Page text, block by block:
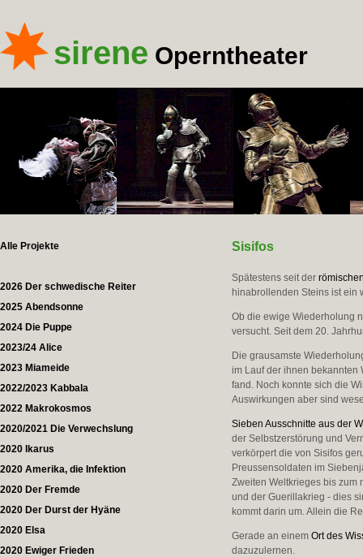
sirene Operntheater
Alle Projekte
2026 Der schwedische Reiter
2025 Abendsonne
2024 Die Puppe
2023/24 Alice
2023 Miameide
2022/2023 Kabbala
2022 Makrokosmos
2020/2021 Die Verwechslung
2020 Ikarus
2020 Amerika, die Infektion
2020 Der Fremde
2020 Der Durst der Hyäne
2020 Elsa
2020 Ewiger Frieden
Sisifos
Spätestens seit der
hinabrollenden Steins ist
Ob die ewige Wiederholung
versucht. Seit dem 20.
Die grausamste
im Lauf der ihnen
fand. Noch konnte sich die
Auswirkungen aber sind
Sieben Ausschnitte aus der
der Selbstzerstörung und
verkörpert die von Sisifos
Preussensoldaten im
Zweiten Weltkrieges bis zum
und der Guerillakrieg - dies
kommt darin um. Allein die
Gerade an einemOrt des
dazuzulernen.